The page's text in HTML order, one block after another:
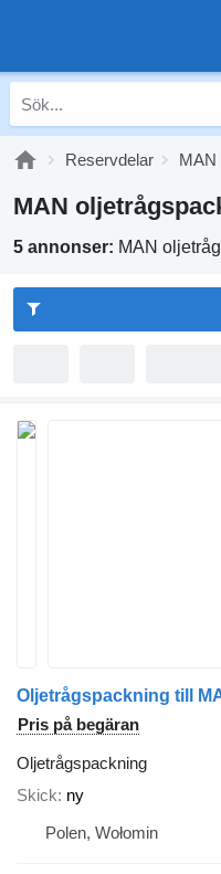
Reservdelar MAN
MAN
5 annonser: MAN
Oljetrågspackning till
Pris på begäran
Oljetrågspackning
Skick ny
Polen, Wołomin